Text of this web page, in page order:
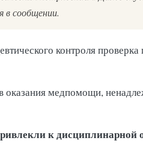
в сообщении.
контроля проверка
оказания медпомощи,
к дисциплинарной